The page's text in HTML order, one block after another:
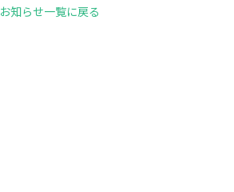
お知らせ一覧に戻る